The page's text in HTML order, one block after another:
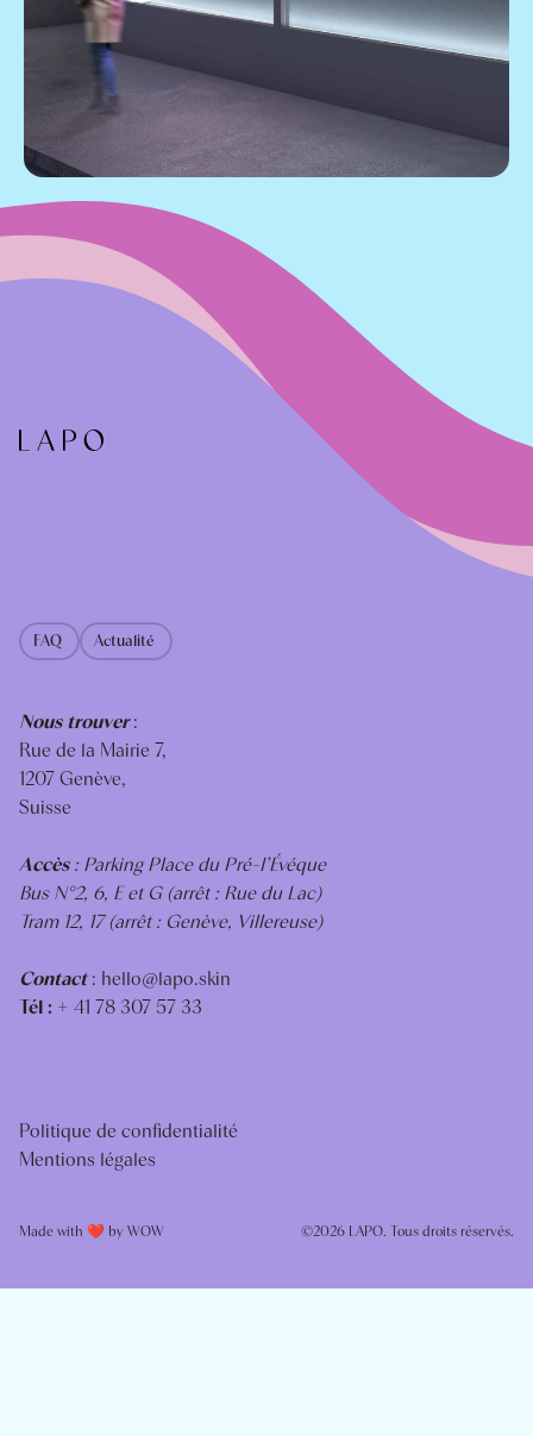
FAQ Actualité
Nous trouver:
Rue de la Mairie 7,
1207 Genève,
Suisse
Accès: Parking Place du Pré-I’Évéque
Bus N°2, 6, E et G (arrêt : Rue du Lac)
Tram 12, 17 (arrêt : Genève, Villereuse)
Contact: hello@lapo.skin
Tél : + 41 78 307 57 33
Politique de confidentialité
Mentions légales
Made with ❤️ by WOW ©2026 LAPO. Tous droits réservés.